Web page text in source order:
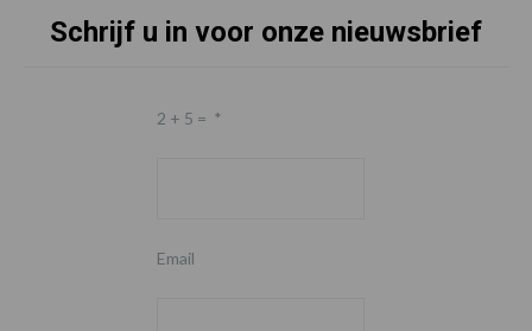
Schrijf u in voor onze nieuwsbrief
2 + 5 = *
Email